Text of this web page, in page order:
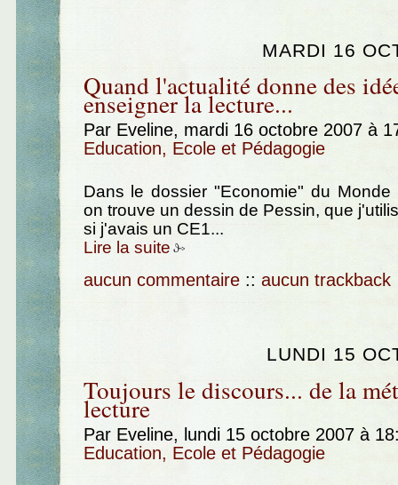
MARDI 16
Quand l'actualité donne des
enseigner la lecture...
Par Eveline, mardi 16 octobre 2007 à
Education, Ecole et Pédagogie
Dans le dossier "Economie" du Monde
on trouve un dessin de Pessin, que
si j'avais un CE1...
Lire la suite
aucun commentaire :: aucun trackback
LUNDI 15
Toujours le discours... de la
lecture
Par Eveline, lundi 15 octobre 2007 à
Education, Ecole et Pédagogie